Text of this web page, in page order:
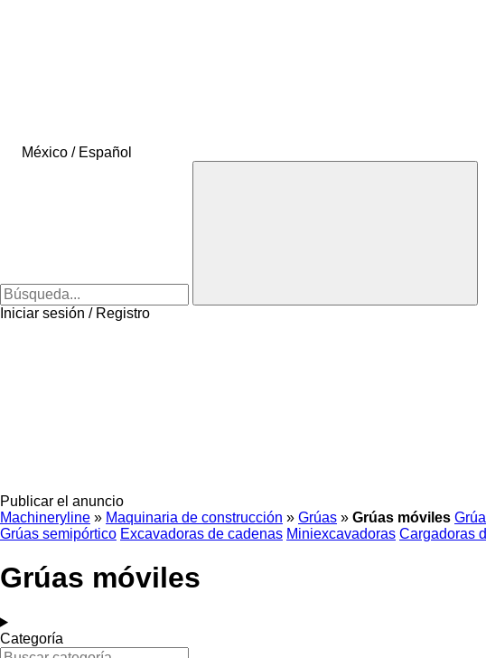
México / Español
Iniciar sesión / Registro
Publicar el anuncio
Machineryline » Maquinaria de construcción » Grúas » Grúas móviles
Grúas semipórtico Excavadoras de cadenas Miniexcavadoras Cargadoras
Grúas móviles
Categoría